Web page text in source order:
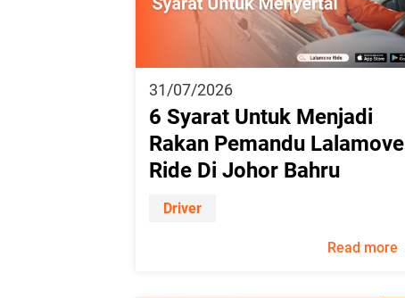
31/07/2026
6 Syarat Untuk Menjadi
Rakan Pemandu Lalamove
Ride Di Johor Bahru
Driver
Read more